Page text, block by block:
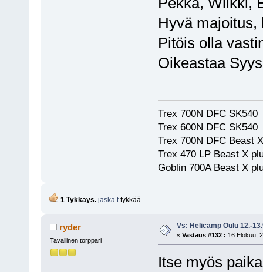
Hyvä majoitus,
Pitöis olla
Oikeastaa
Trex 700N DFC SK540
Trex 600N DFC SK540
Trex 700N DFC Beast
Trex 470 LP Beast X
Goblin 700A Beast X
1 Tykkäys. jaska.ttykkää.
ryder
Tavallinen torppari
Vs: Helicamp Oulu 12.-
« Vastaus #132 : 16 Elokuu,
Itse myös